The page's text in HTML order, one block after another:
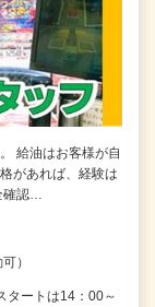
給油はお客様が自
があれば、経験は
認…
）
ートは14：00～